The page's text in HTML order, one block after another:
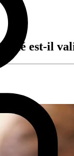
est-il